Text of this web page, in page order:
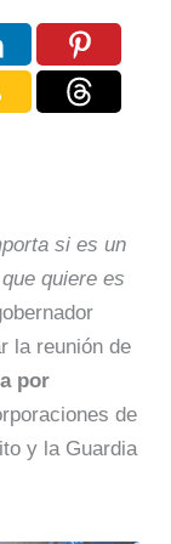
si es un
quiere es
la reunión de
por
de
y la Guardia